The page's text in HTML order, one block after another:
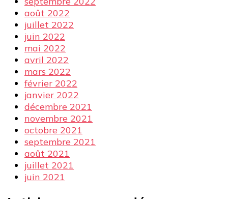
août 2022
juillet 2022
juin 2022
mai 2022
avril 2022
mars 2022
février 2022
janvier 2022
décembre 2021
novembre 2021
octobre 2021
septembre 2021
août 2021
juillet 2021
juin 2021